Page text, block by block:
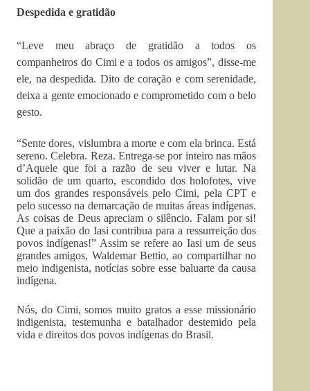
Despedida e gratidão
“Leve meu abraço de gratidão a todos os
companheiros do Cimi e a todos os amigos”, disse-me
ele, na despedida. Dito de coração e com serenidade,
deixa a gente emocionado e comprometido com o belo
gesto.
“Sente dores, vislumbra a morte e com ela brinca. Está
sereno. Celebra. Reza. Entrega-se por inteiro nas mãos
d’Aquele que foi a razão de seu viver e lutar. Na
solidão de um quarto, escondido dos holofotes, vive
um dos grandes responsáveis pelo Cimi, pela CPT e
pelo sucesso na demarcação de muitas áreas indígenas.
As coisas de Deus apreciam o silêncio. Falam por si!
Que a paixão do Iasi contribua para a ressurreição dos
povos indígenas!” Assim se refere ao Iasi um de seus
grandes amigos, Waldemar Bettio, ao compartilhar no
meio indigenista, notícias sobre esse baluarte da causa
indígena.
Nós, do Cimi, somos muito gratos a esse missionário
indigenista, testemunha e batalhador destemido pela
vida e direitos dos povos indígenas do Brasil.